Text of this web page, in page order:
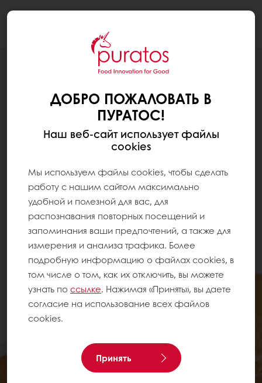
ДОБРО ПОЖАЛОВАТЬ В
ПУРАТОС!
Наш веб-сайт использует файлы
cookies
Мы используем файлы cookies, чтобы сделать
работу с нашим сайтом максимально
удобной и полезной для вас, для
распознавания повторных посещений и
запоминания ваши предпочтений, а также для
измерения и анализа трафика. Более
подробную информацию о файлах cookies, в
том числе о том, как их отключить, вы можете
узнать по ссылке. Нажимая «Принять», вы даете
согласие на использование всех файлов
cookies.
Принять